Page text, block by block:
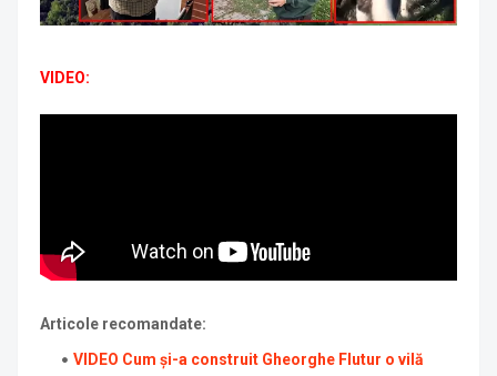
VIDEO:
Articole recomandate:
VIDEO Cum și-a construit Gheorghe Flutur o vilă